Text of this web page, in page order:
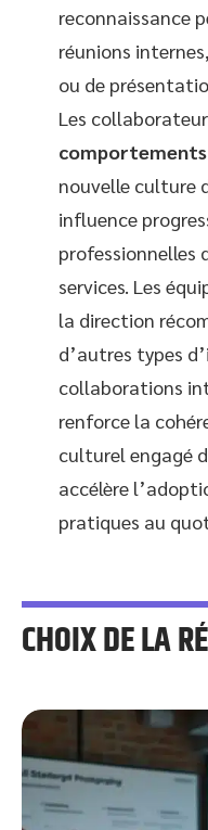
reconnaissance
réunions
ou de
Les
nouvelle culture
influence
professionnelles
services. Les
la direction
d’autres types
collaborations
renforce la
culturel engagé
accélère
pratiques au
CHOIX DE LA